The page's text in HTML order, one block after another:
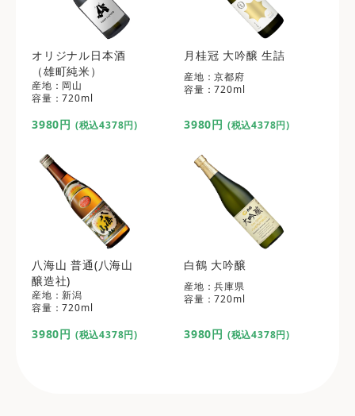
オリジナル日本酒
（雄町純米）
産地：岡山
容量：720ml
3980円 (税込4378円)
月桂冠 大吟醸 生詰
産地：京都府
容量：720ml
3980円 (税込4378円)
八海山 普通(八海山
醸造社)
産地：新潟
容量：720ml
3980円 (税込4378円)
白鶴 大吟醸
産地：兵庫県
容量：720ml
3980円 (税込4378円)